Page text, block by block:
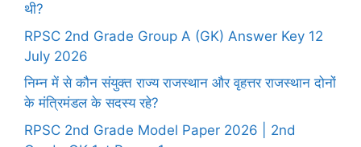
थी?
RPSC 2nd Grade Group A (GK) Answer Key 12
July 2026
निम्न में से कौन संयुक्त राज्य राजस्थान और वृहत्तर राजस्थान दोनों
के मंत्रिमंडल के सदस्य रहे?
RPSC 2nd Grade Model Paper 2026 | 2nd